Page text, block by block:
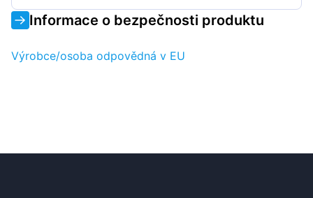
Informace o bezpečnosti produktu
Výrobce/osoba odpovědná v EU